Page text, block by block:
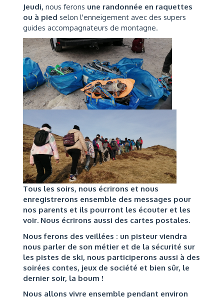
Jeudi, nous ferons une randonnée en raquettes
ou à pied selon l'enneigement avec des supers
guides accompagnateurs de montagne.
Tous les soirs, nous écrirons et nous
enregistrerons ensemble des messages pour
nos parents et ils pourront les écouter et les
voir. Nous écrirons aussi des cartes postales.
Nous ferons des veillées : un pisteur viendra
nous parler de son métier et de la sécurité sur
les pistes de ski, nous participerons aussi à des
soirées contes, jeux de société et bien sûr, le
dernier soir, la boum !
Nous allons vivre ensemble pendant environ